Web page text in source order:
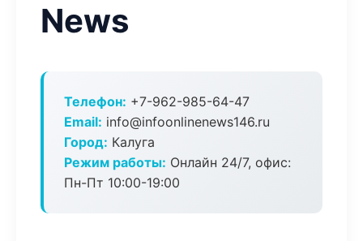
News
Телефон: +7-962-985-64-47
Email: info@infoonlinenews146.ru
Город: Калуга
Режим работы: Онлайн 24/7, офис:
Пн-Пт 10:00-19:00